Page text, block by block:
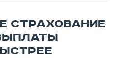
СТРАХОВАНИЕ